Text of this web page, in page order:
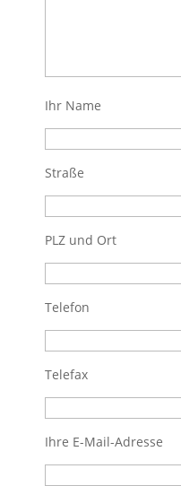
Ihr Name
Straße
PLZ und Ort
Telefon
Telefax
Ihre E-Mail-Adresse